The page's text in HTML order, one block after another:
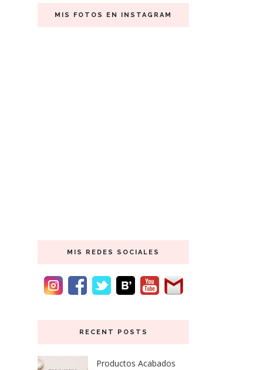
MIS FOTOS EN INSTAGRAM
MIS REDES SOCIALES
RECENT POSTS
Productos Acabados